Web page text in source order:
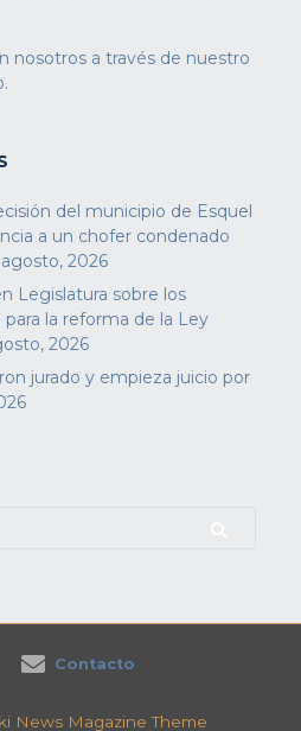
nosotros a través de nuestro
.
del municipio de Esquel
a un chofer condenado
2026
Legislatura sobre los
la reforma de la Ley
2026
jurado y empieza juicio por
Contacto
News Magazine Theme